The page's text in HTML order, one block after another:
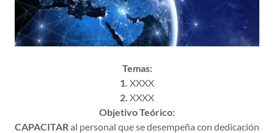
Temas:
1. XXXX
2. XXXX
Objetivo Teórico:
CAPACITARal personal que se desempeña con dedicación